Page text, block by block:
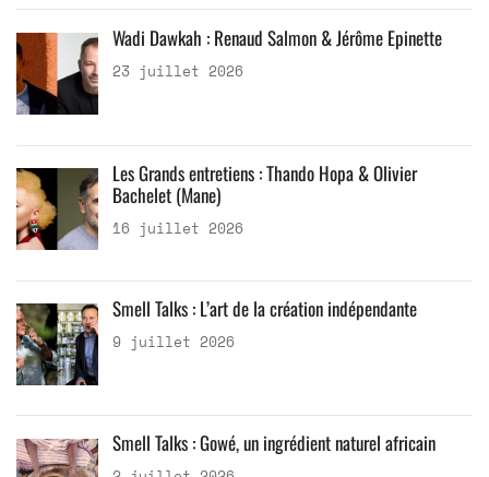
Wadi Dawkah : Renaud Salmon & Jérôme Epinette
23 juillet 2026
Les Grands entretiens : Thando Hopa & Olivier
Bachelet (Mane)
16 juillet 2026
Smell Talks : L’art de la création indépendante
9 juillet 2026
Smell Talks : Gowé, un ingrédient naturel africain